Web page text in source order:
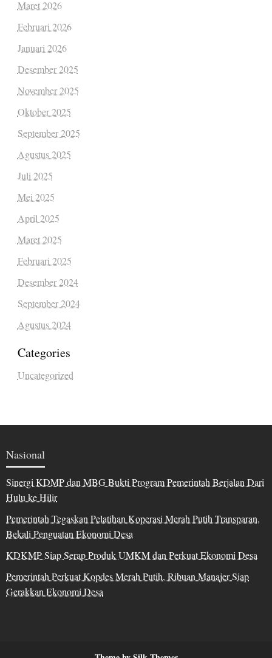
Maret 2026
Februari 2026
Januari 2026
Desember 2025
November 2025
Oktober 2025
September 2025
Agustus 2025
Juli 2025
Mei 2025
April 2025
Maret 2025
Februari 2025
Desember 2024
September 2024
Agustus 2024
Categories
Uncategorized
Nasional
Sinergi KDMP dan MBG Bukti Program Pemerintah Berjalan Dari
Hulu ke Hilir
Pemerintah Tegaskan Pelatihan Koperasi Merah Putih Transparan,
Bekali Penguatan Ekonomi Desa
KDKMP Siap Serap Produk UMKM dan Perkuat Ekonomi Desa
Pemerintah Perkuat Kopdes Merah Putih, Ribuan Manajer Siap
Gerakkan Ekonomi Desa